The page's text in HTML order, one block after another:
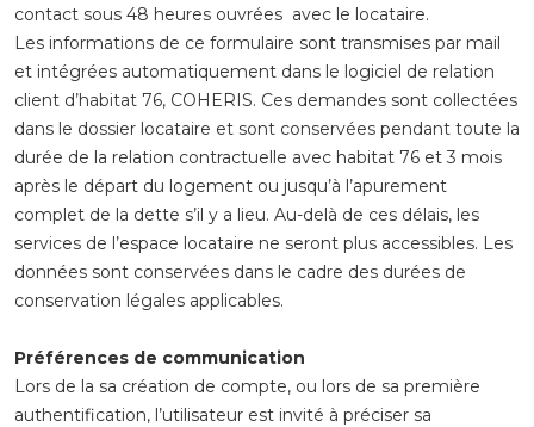
contact sous 48 heures ouvrées avec le locataire.
Les informations de ce formulaire sont transmises par mail
et intégrées automatiquement dans le logiciel de relation
client d’habitat 76, COHERIS. Ces demandes sont collectées
dans le dossier locataire et sont conservées pendant toute la
durée de la relation contractuelle avec habitat 76 et 3 mois
après le départ du logement ou jusqu’à l’apurement
complet de la dette s’il y a lieu. Au-delà de ces délais, les
services de l’espace locataire ne seront plus accessibles. Les
données sont conservées dans le cadre des durées de
conservation légales applicables.
Préférences de communication
Lors de la sa création de compte, ou lors de sa première
authentification, l’utilisateur est invité à préciser sa